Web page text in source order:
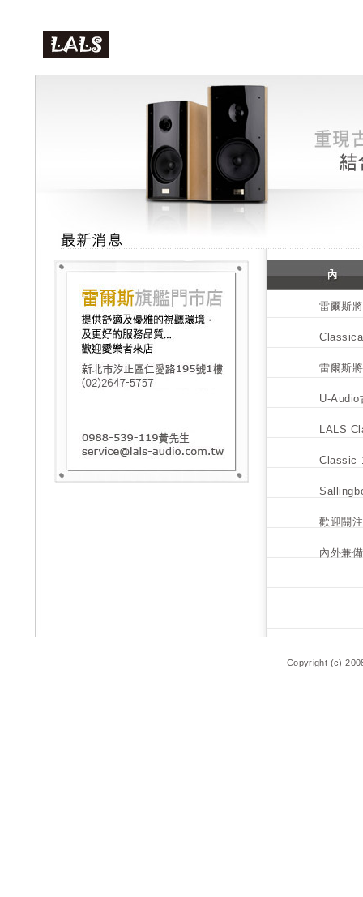
雷爾斯
雷爾斯
U-Audio
LALS
Classic-
歡迎關
內外兼
Copyright (c)